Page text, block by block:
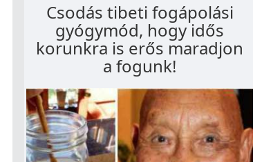
Csodás tibeti fogápolási
gyógymód, hogy idős
korunkra is erős maradjon
a fogunk!